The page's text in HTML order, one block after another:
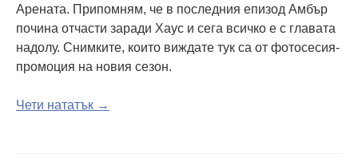
Арената. Припомням, че в последния епизод Амбър
почина отчасти заради Хаус и сега всичко е с главата
надолу. Снимките, които виждате тук са от фотосесия-
промоция на новия сезон.
Чети нататък →